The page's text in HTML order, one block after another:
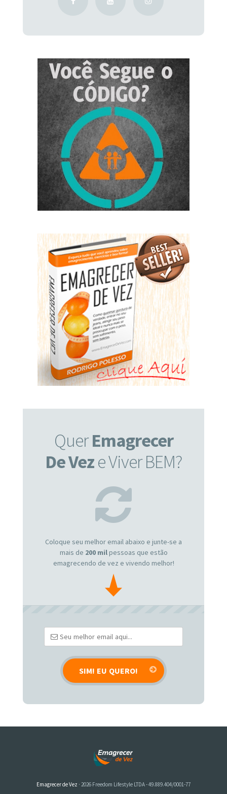
QuerEmagrecer
De Veze Viver BEM?
Coloque seu melhor email abaixo e junte-se a
mais de 200 milpessoas que estão
emagrecendo de vez e vivendo melhor!
Emagrecer de Vez · 2026 Freedom Lifestyle LTDA - 49.889.404/0001-77